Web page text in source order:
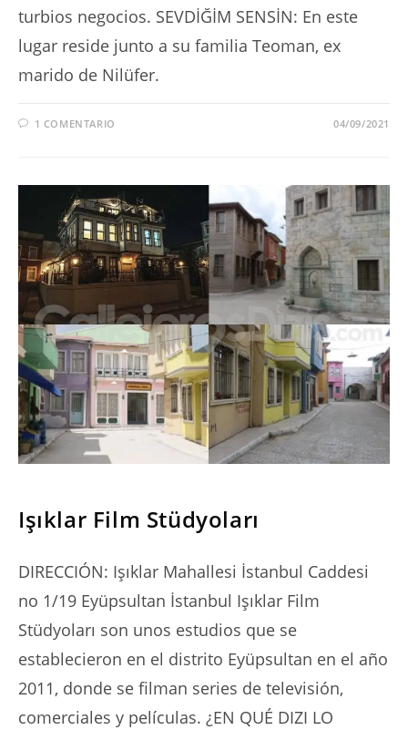
turbios negocios. SEVDİĞİM SENSİN: En este
lugar reside junto a su familia Teoman, ex
marido de Nilüfer.
1 COMENTARIO 04/09/2021
Işıklar Film Stüdyoları
DIRECCIÓN: Işıklar Mahallesi İstanbul Caddesi
no 1/19 Eyüpsultan İstanbul Işıklar Film
Stüdyoları son unos estudios que se
establecieron en el distrito Eyüpsultan en el año
2011, donde se filman series de televisión,
comerciales y películas. ¿EN QUÉ DIZI LO